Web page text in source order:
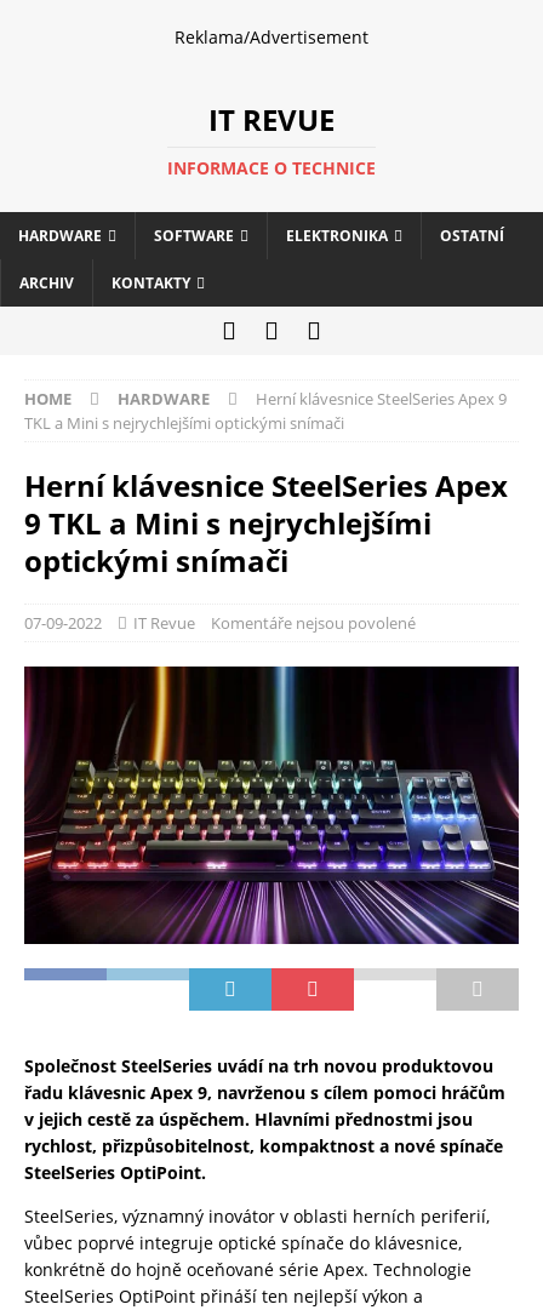
Reklama/Advertisement
IT REVUE
INFORMACE O TECHNICE
HARDWARE SOFTWARE ELEKTRONIKA OSTATNÍ
ARCHIV KONTAKTY
HOME HARDWARE
Herní klávesnice SteelSeries Apex 9
TKL a Mini s nejrychlejšími optickými snímači
Herní klávesnice SteelSeries Apex
9 TKL a Mini s nejrychlejšími
optickými snímači
07-09-2022 IT Revue Komentáře nejsou povolené
Společnost SteelSeries uvádí na trh novou produktovou
řadu klávesnic Apex 9, navrženou s cílem pomoci hráčům
v jejich cestě za úspěchem. Hlavními přednostmi jsou
rychlost, přizpůsobitelnost, kompaktnost a nové spínače
SteelSeries OptiPoint.
SteelSeries, významný inovátor v oblasti herních periferií,
vůbec poprvé integruje optické spínače do klávesnice,
konkrétně do hojně oceňované série Apex. Technologie
SteelSeries OptiPoint přináší ten nejlepší výkon a